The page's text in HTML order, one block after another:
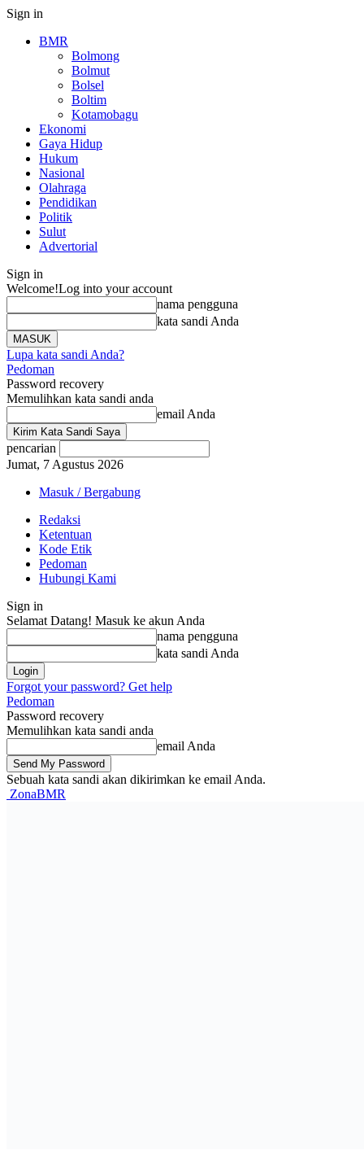
Sign in
BMR
Bolmong
Bolmut
Bolsel
Boltim
Kotamobagu
Ekonomi
Gaya Hidup
Hukum
Nasional
Olahraga
Pendidikan
Politik
Sulut
Advertorial
Sign in
Welcome!Log into your account
nama pengguna
kata sandi Anda
Lupa kata sandi Anda?
Pedoman
Password recovery
Memulihkan kata sandi anda
email Anda
pencarian
Jumat, 7 Agustus 2026
Masuk / Bergabung
Redaksi
Ketentuan
Kode Etik
Pedoman
Hubungi Kami
Sign in
Selamat Datang! Masuk ke akun Anda
nama pengguna
kata sandi Anda
Forgot your password? Get help
Pedoman
Password recovery
Memulihkan kata sandi anda
email Anda
Sebuah kata sandi akan dikirimkan ke email Anda.
ZonaBMR